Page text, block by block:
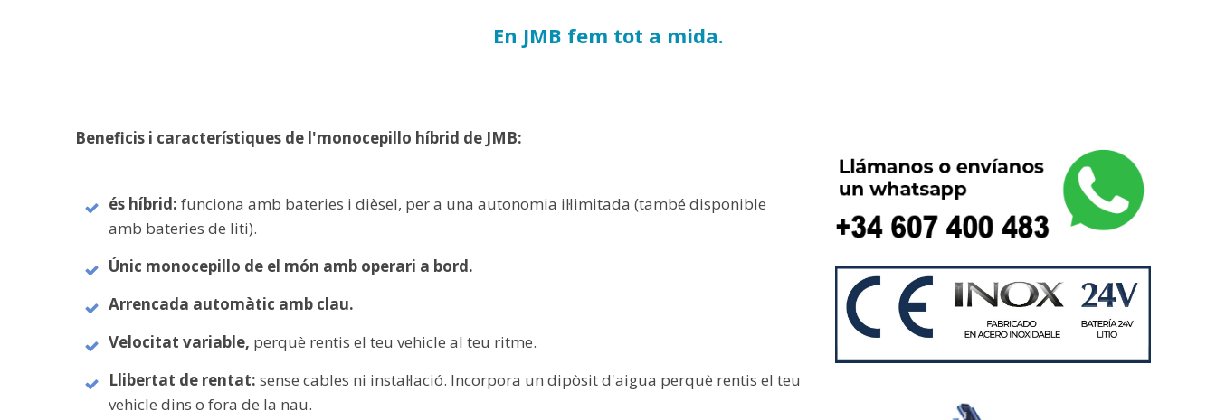
En JMB fem tot a mida.
Beneficis i característiques de l'monocepillo híbrid de JMB:
és híbrid: funciona amb bateries i dièsel, per a una autonomia il·limitada (també disponible
amb bateries de liti).
Únic monocepillo de el món amb operari a bord.
Arrencada automàtic amb clau.
Velocitat variable, perquè rentis el teu vehicle al teu ritme.
Llibertat de rentat: sense cables ni instal·lació. Incorpora un dipòsit d'aigua perquè rentis el teu
vehicle dins o fora de la nau.